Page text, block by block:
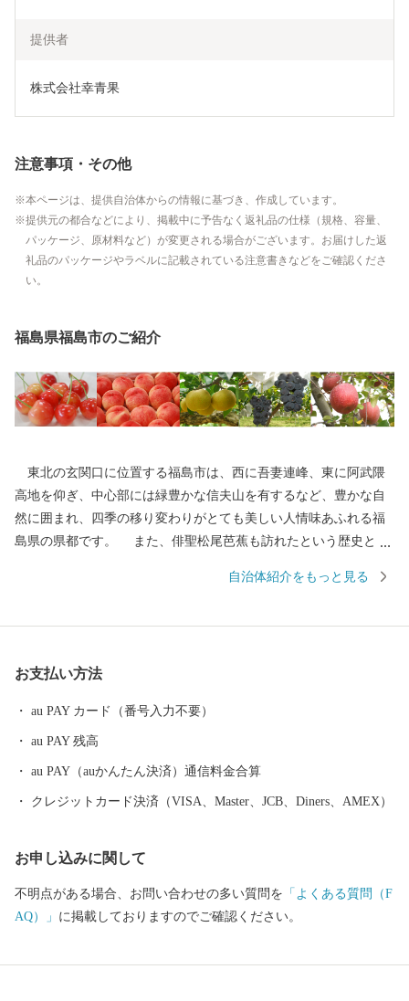
提供者
株式会社幸青果
注意事項・その他
本ページは、提供自治体からの情報に基づき、作成しています。
提供元の都合などにより、掲載中に予告なく返礼品の仕様（規格、容量、
パッケージ、原材料など）が変更される場合がございます。お届けした返
礼品のパッケージやラベルに記載されている注意書きなどをご確認くださ
い。
福島県福島市のご紹介
東北の玄関口に位置する福島市は、西に吾妻連峰、東に阿武隈
高地を仰ぎ、中心部には緑豊かな信夫山を有するなど、豊かな自
然に囲まれ、四季の移り変わりがとても美しい人情味あふれる福
島県の県都です。 また、俳聖松尾芭蕉も訪れたという歴史と伝
温泉」や奥州三高湯の一つに数えられる温泉郷「高湯温泉」とい
国の皆様に親しまれております。
自治体紹介をもっと見る
お支払い方法
au PAY カード（番号入力不要）
au PAY 残高
au PAY（auかんたん決済）通信料金合算
クレジットカード決済（VISA、Master、JCB、Diners、AMEX）
お申し込みに関して
不明点がある場合、お問い合わせの多い質問を 「よくある質問（F
AQ）」 に掲載しておりますのでご確認ください。